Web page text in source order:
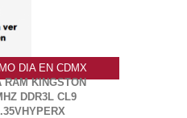
DIA EN CDMX
RAM KINGSTON
DDR3L CL9